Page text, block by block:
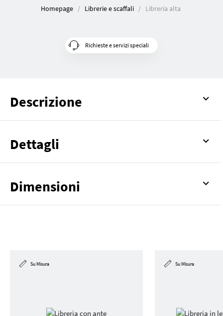
Homepage Librerie e scaffali Libreria alta
Richieste e servizi speciali
Descrizione
Dettagli
Dimensioni
Su Misura Su Misura